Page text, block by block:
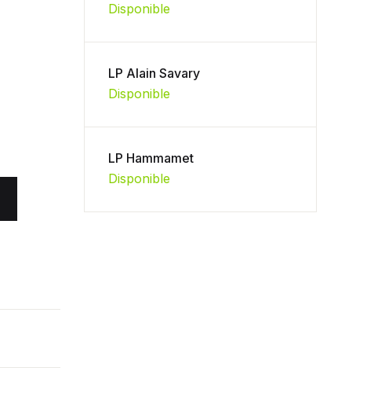
Disponible
LP Alain Savary
Disponible
LP Hammamet
Disponible